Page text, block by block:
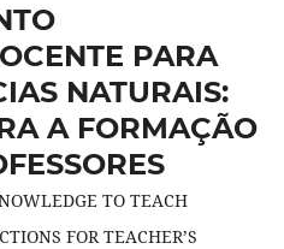
PARA
NATURAIS:
A FORMAÇÃO
TO TEACH
FOR TEACHER’S